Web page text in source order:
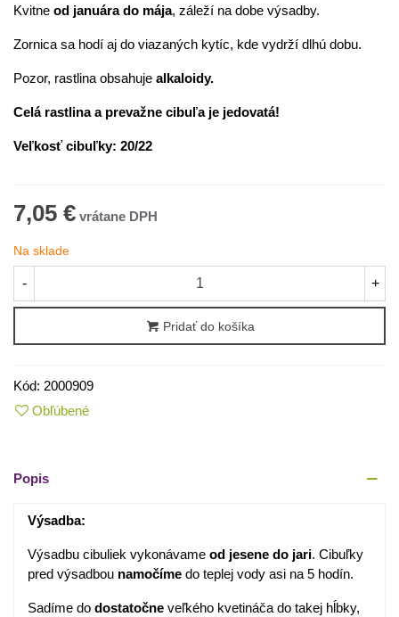
Kvitne od januára do mája, záleží na dobe výsadby.
Zornica sa hodí aj do viazaných kytíc, kde vydrží dlhú dobu.
Pozor, rastlina obsahuje alkaloidy.
Celá rastlina a prevažne cibuľa je jedovatá!
Veľkosť cibuľky: 20/22
7,05 €
Na sklade
- +
Pridať do košíka
Kód: 2000909
Obľúbené
Popis
Výsadba:
Výsadbu cibuliek vykonávame od jesene do jari. Cibuľky
pred výsadbou namočíme do teplej vody asi na 5 hodín.
Sadíme do dostatočne veľkého kvetináča do takej hĺbky,